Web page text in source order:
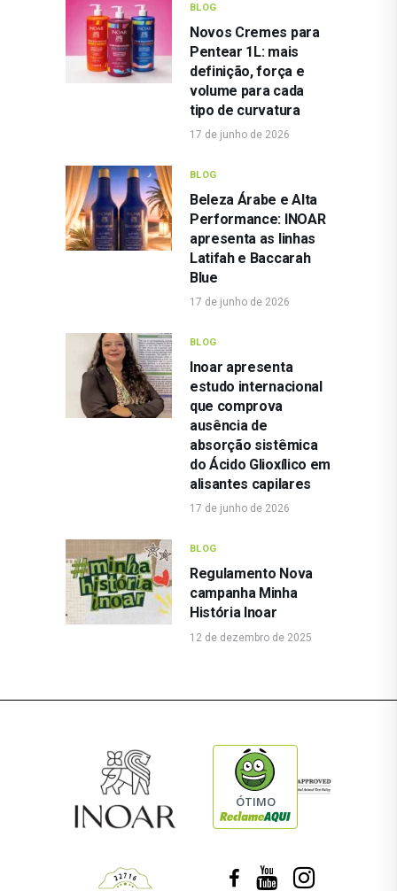
BLOG
Novos Cremes para
Pentear 1L: mais
definição, força e
volume para cada
tipo de curvatura
17 de junho de 2026
BLOG
Beleza Árabe e Alta
Performance: INOAR
apresenta as linhas
Latifah e Baccarah
Blue
17 de junho de 2026
BLOG
Inoar apresenta
estudo internacional
que comprova
ausência de
absorção sistêmica
do Ácido Glioxílico em
alisantes capilares
17 de junho de 2026
BLOG
Regulamento Nova
campanha Minha
História Inoar
12 de dezembro de 2025
ÓTIMO